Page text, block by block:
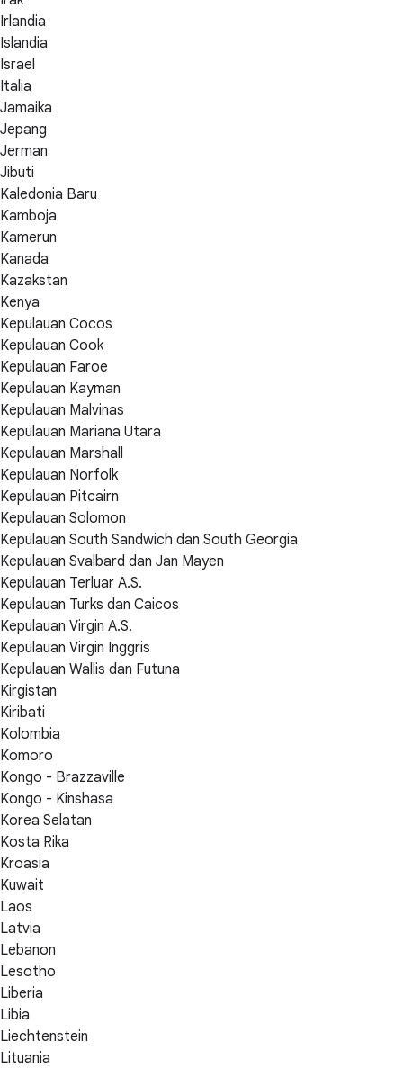
Irlandia
Islandia
Israel
Italia
Jamaika
Jepang
Jerman
Jibuti
Kaledonia Baru
Kamboja
Kamerun
Kanada
Kazakstan
Kenya
Kepulauan Cocos
Kepulauan Cook
Kepulauan Faroe
Kepulauan Kayman
Kepulauan Malvinas
Kepulauan Mariana Utara
Kepulauan Marshall
Kepulauan Norfolk
Kepulauan Pitcairn
Kepulauan Solomon
Kepulauan South Sandwich dan South Georgia
Kepulauan Svalbard dan Jan Mayen
Kepulauan Terluar A.S.
Kepulauan Turks dan Caicos
Kepulauan Virgin A.S.
Kepulauan Virgin Inggris
Kepulauan Wallis dan Futuna
Kirgistan
Kiribati
Kolombia
Komoro
Kongo - Brazzaville
Kongo - Kinshasa
Korea Selatan
Kosta Rika
Kroasia
Kuwait
Laos
Latvia
Lebanon
Lesotho
Liberia
Libia
Liechtenstein
Lituania